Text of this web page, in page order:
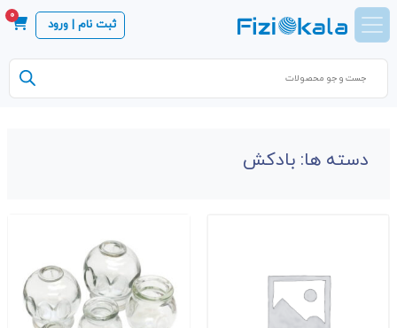
ثبت نام | ورود
0
Products
search
دسته ها: بادکش